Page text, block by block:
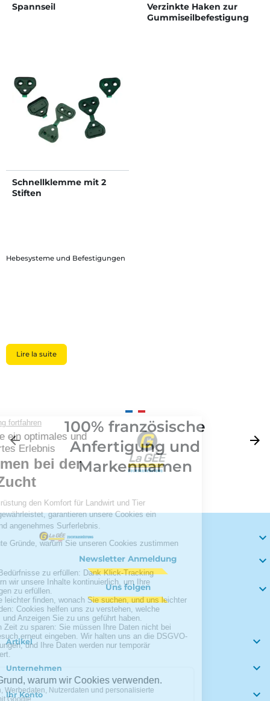
Spannseil
Verzinkte Haken zur
Gummiseilbefestigung
Schnellklemme mit 2
Stiften
Hebesysteme und Befestigungen
Lire la suite
Zurück
arrow_back
100% französische
Anfertigung und
Markennamen
Weiter
arrow_forward

Newsletter Anmeldung 
Uns folgen 
Artikel 
Unternehmen 
Ihr Konto 